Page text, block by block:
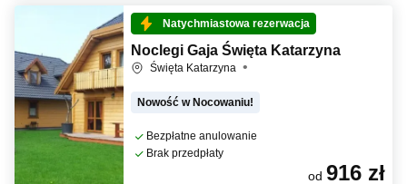
Natychmiastowa rezerwacja
Noclegi Gaja Święta Katarzyna
Święta Katarzyna
Nowość w Nocowaniu!
Bezpłatne anulowanie
Brak przedpłaty
od 916 zł